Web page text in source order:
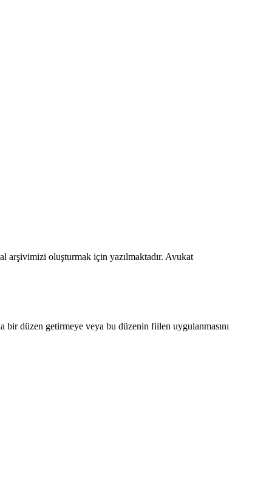
arşivimizi oluşturmak için yazılmaktadır. Avukat
düzen getirmeye veya bu düzenin fiilen uygulanmasını